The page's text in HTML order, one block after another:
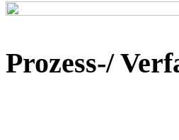
Prozess-/